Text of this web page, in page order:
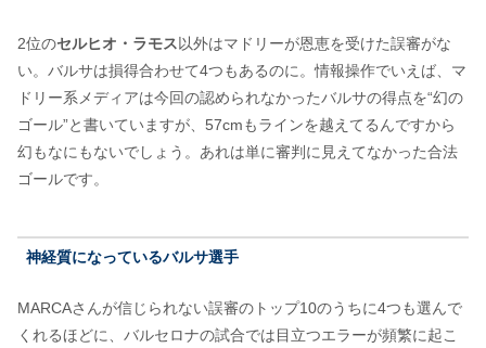
2位のセルヒオ・ラモス以外はマドリーが恩恵を受けた誤審がな
い。バルサは損得合わせて4つもあるのに。情報操作でいえば、マ
ドリー系メディアは今回の認められなかったバルサの得点を“幻の
ゴール”と書いていますが、57cmもラインを越えてるんですから
幻もなにもないでしょう。あれは単に審判に見えてなかった合法
ゴールです。
神経質になっているバルサ選手
MARCAさんが信じられない誤審のトップ10のうちに4つも選んで
くれるほどに、バルセロナの試合では目立つエラーが頻繁に起こ